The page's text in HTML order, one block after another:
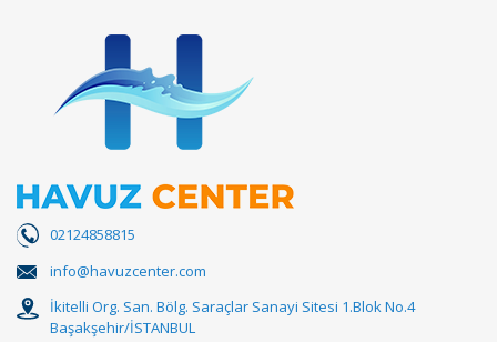
02124858815
info@havuzcenter.com
İkitelli Org. San. Bölg. Saraçlar Sanayi Sitesi 1.Blok No.4
Başakşehir/İSTANBUL